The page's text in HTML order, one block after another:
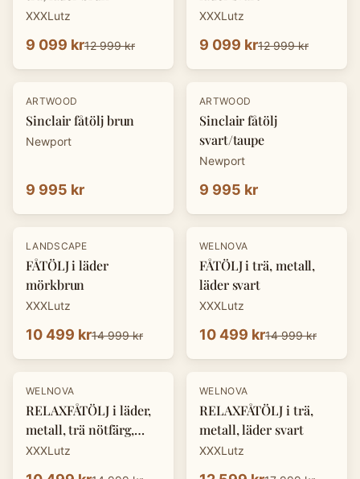
XXXLutz
9 099 kr12 999 kr
XXXLutz
9 099 kr12 999 kr
ARTWOOD
Sinclair fåtölj brun
Newport
9 995 kr
ARTWOOD
Sinclair fåtölj
svart/taupe
Newport
9 995 kr
- 30%
LANDSCAPE
FÅTÖLJ i läder
mörkbrun
XXXLutz
10 499 kr14 999 kr
-30 %
WELNOVA
FÅTÖLJ i trä, metall,
läder svart
XXXLutz
10 499 kr14 999 kr
-30 %
WELNOVA
RELAXFÅTÖLJ i läder,
metall, trä nötfärg,
svart
XXXLutz
-30 %
WELNOVA
RELAXFÅTÖLJ i trä,
metall, läder svart
XXXLutz